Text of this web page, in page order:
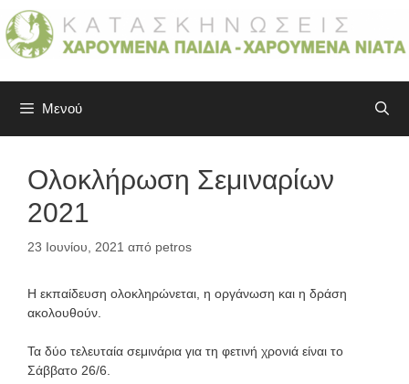
Μετάβαση
σε
περιεχόμενο
Μενού
Ολοκλήρωση Σεμιναρίων
2021
23 Ιουνίου, 2021 από petros
Η εκπαίδευση ολοκληρώνεται, η οργάνωση και η δράση
ακολουθούν.
Τα δύο τελευταία σεμινάρια για τη φετινή χρονιά είναι το
Σάββατο 26/6.